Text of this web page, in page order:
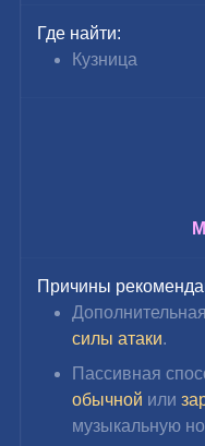
Где найти:
Кузница
Причины
силы атаки.
Пассивная
обычной или
музыкальную